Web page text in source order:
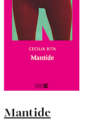
Mantide